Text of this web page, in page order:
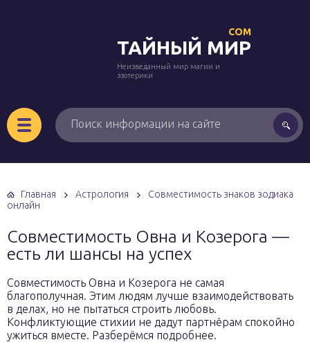
ТАЙНЫЙ МИР
COM
Неизведанный мир магии и
эзотерики
Главная Астрология
Совместимость знаков зодиака
онлайн
Совместимость Овна и Козерога —
есть ли шансы на успех
Совместимость Овна и Козерога не самая
благополучная. Этим людям лучше взаимодействовать
в делах, но не пытаться строить любовь.
Конфликтующие стихии не дадут партнёрам спокойно
ужиться вместе. Разберёмся подробнее.